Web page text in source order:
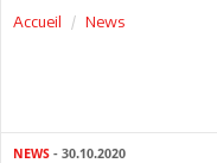
Accueil News
NEWS - 30.10.2020